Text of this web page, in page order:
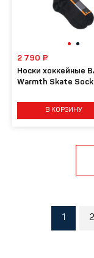
Носки хоккейные
Warmth Skate Sock
2 790 ₽
В КОРЗИНУ
1 2